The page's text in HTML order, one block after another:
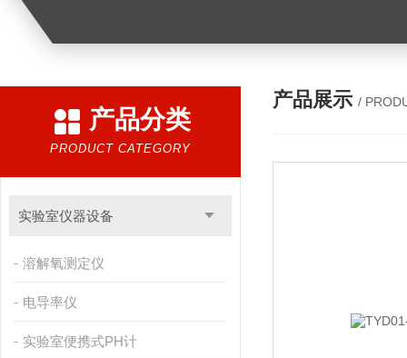
产品分类
PRODUCT CATEGORY
实验室仪器设备
溶解氧测定仪
电导率仪
实验室便携式PH计
产品展示 /